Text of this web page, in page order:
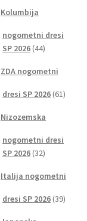
Kolumbija
nogometni dresi
SP 2026 4444
ZDA nogometni
dresi SP 2026 6161
Nizozemska
nogometni dresi
SP 2026 3232
Italija nogometni
dresi SP 2026 3939